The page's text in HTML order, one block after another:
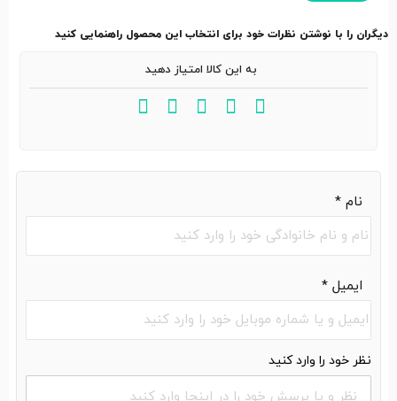
دیگران را با نوشتن نظرات خود برای انتخاب این محصول راهنمایی کنید
نام *
ایمیل *
به این کالا امتیاز دهید